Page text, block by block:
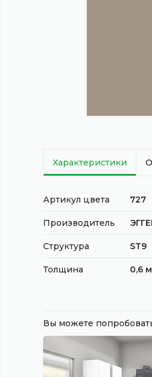
Характеристики
Артикул цвета 727
Производитель
Структура ST9
Толщина 0,6
Вы можете